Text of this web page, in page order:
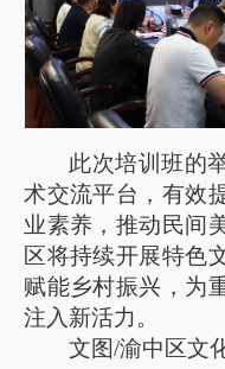
此次培训班的
术交流平台，有效
业素养，推动民间
区将持续开展特色
赋能乡村振兴，为
注入新活力。
文图/渝中区文